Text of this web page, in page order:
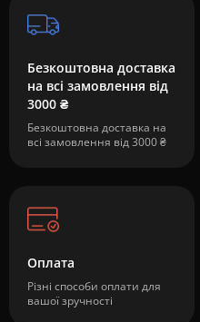
Безкоштовна доставка
на всі замовлення від
3000 ₴
Безкоштовна доставка на
всі замовлення від 3000 ₴
Оплата
Різні способи оплати для
вашої зручності